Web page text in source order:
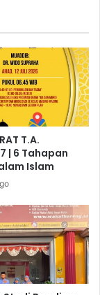
T.A.
| 6 Tahapan
Islam